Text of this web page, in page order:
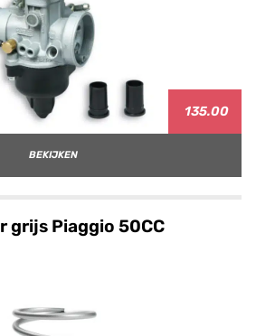
135.00
BEKIJKEN
grijs Piaggio 50CC